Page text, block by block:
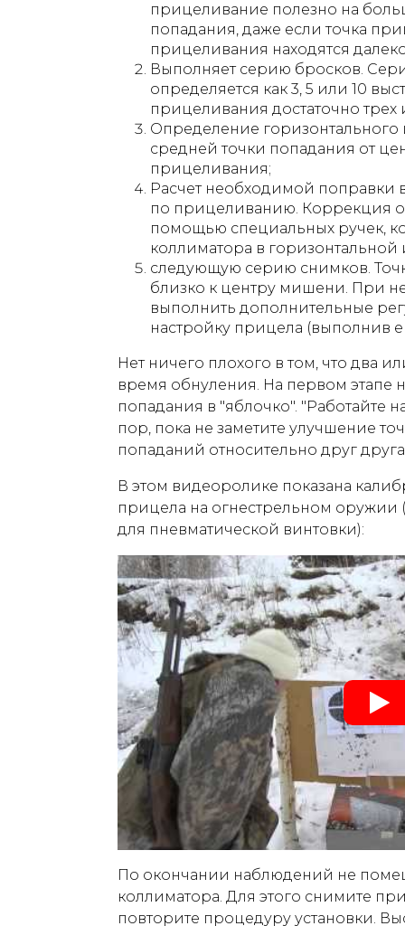
прицеливание полезно на
попадания, даже если точка
прицеливания находятся
Выполняет серию бросков.
определяется как 3, 5 или 10
прицеливания достаточно трех
Определение горизонтального
средней точки попадания от
прицеливания;
Расчет необходимой поправки
по прицеливанию. Коррекция
помощью специальных ручек,
коллиматора в горизонтальной
следующую серию снимков.
близко к центру мишени. При
выполнить дополнительные
настройку прицела (выполнив
Нет ничего плохого в том, что два
время обнуления. На первом этапе
попадания в "яблочко". "Работайте
пор, пока не заметите улучшение
попаданий относительно друг
В этом видеоролике показана
прицела на огнестрельном оружии
для пневматической винтовки):
По окончании наблюдений не
коллиматора. Для этого снимите
повторите процедуру установки.